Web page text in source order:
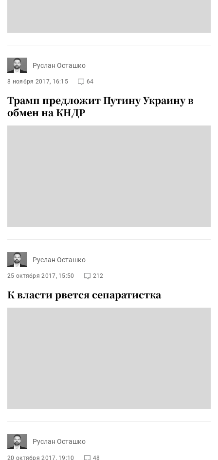
Руслан Осташко
8 ноября 2017, 16:15 64
Трамп предложит Путину Украину в
обмен на КНДР
Руслан Осташко
25 октября 2017, 15:50 212
К власти рвется сепаратистка
Руслан Осташко
20 октября 2017, 19:10 48